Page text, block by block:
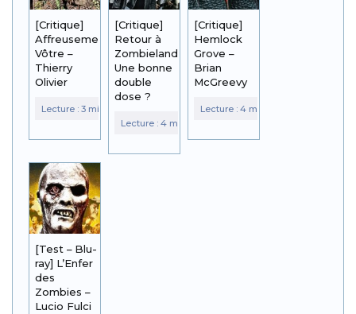
[Critique]
Affreusement
Vôtre –
Thierry
Olivier
[Critique]
Retour à
Zombieland :
Une bonne
double
dose ?
[Critique]
Hemlock
Grove –
Brian
McGreevy
[Test – Blu-
ray] L’Enfer
des
Zombies –
Lucio Fulci